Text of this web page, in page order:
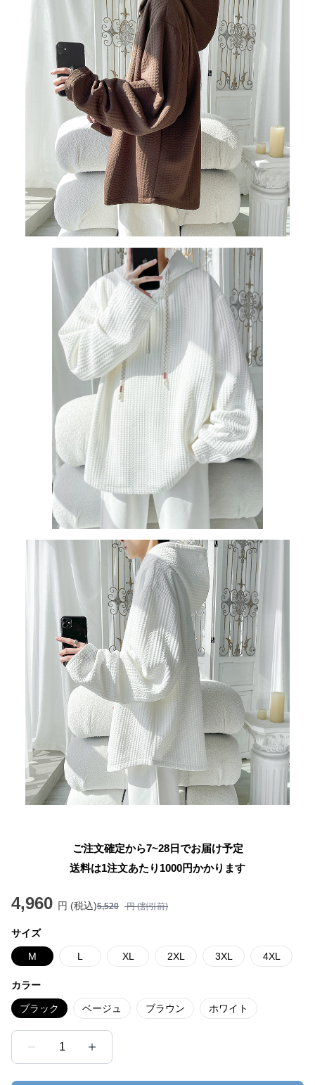
ご注文確定から7~28日でお届け予定
送料は1注文あたり 1000円かかります
4,960 円 (税込)5,520 円 (割引前)
サイズ
M L XL 2XL 3XL 4XL
カラー
ブラック ベージュ ブラウン ホワイト
1